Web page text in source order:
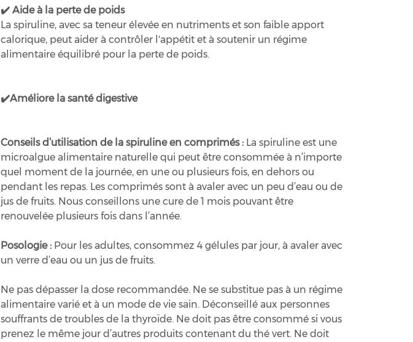
✔️ Aide à la perte de poids
La spiruline, avec sa teneur élevée en nutriments et son faible apport
calorique, peut aider à contrôler l'appétit et à soutenir un régime
alimentaire équilibré pour la perte de poids.
✔️Améliore la santé digestive
Conseils d’utilisation de la spiruline en comprimés : La spiruline est une
microalgue alimentaire naturelle qui peut être consommée à n’importe
quel moment de la journée, en une ou plusieurs fois, en dehors ou
pendant les repas. Les comprimés sont à avaler avec un peu d’eau ou de
jus de fruits. Nous conseillons une cure de 1 mois pouvant être
renouvelée plusieurs fois dans l’année.
Posologie : Pour les adultes, consommez 4 gélules par jour, à avaler avec
un verre d’eau ou un jus de fruits.
Ne pas dépasser la dose recommandée. Ne se substitue pas à un régime
alimentaire varié et à un mode de vie sain. Déconseillé aux personnes
souffrants de troubles de la thyroïde. Ne doit pas être consommé si vous
prenez le même jour d’autres produits contenant du thé vert. Ne doit